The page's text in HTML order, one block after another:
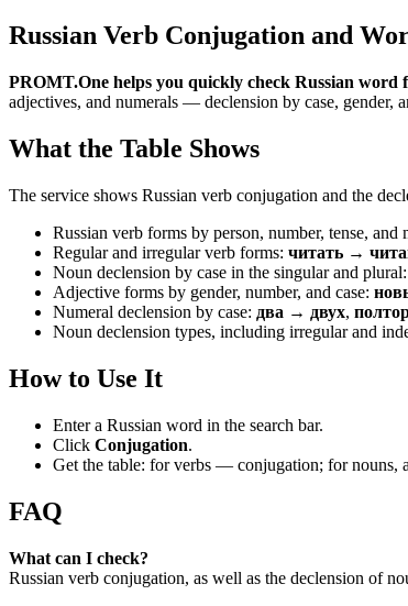
Russian Verb Conjugation and
PROMT.One helps you quickly check Russian word
adjectives, and numerals — declension by case, gender,
What the Table Shows
The service shows Russian verb conjugation and the
Russian verb forms by person, number, tense, and
Regular and irregular verb forms: читать →
Noun declension by case in the singular and plural:
Adjective forms by gender, number, and case:
Numeral declension by case: два → двух,
Noun declension types, including irregular and
How to Use It
Enter a Russian word in the search bar.
Click Conjugation.
Get the table: for verbs — conjugation; for nouns,
FAQ
What can I check?
Russian verb conjugation, as well as the declension of